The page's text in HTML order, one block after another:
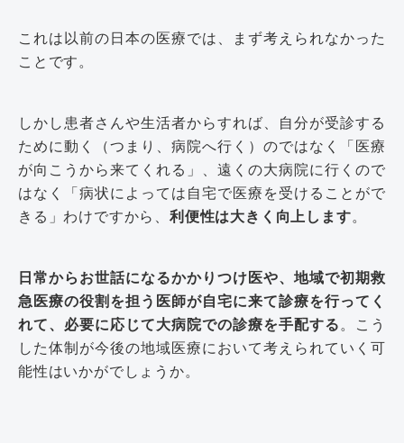
これは以前の日本の医療では、まず考えられなかった
ことです。
しかし患者さんや生活者からすれば、自分が受診する
ために動く（つまり、病院へ行く）のではなく「医療
が向こうから来てくれる」、遠くの大病院に行くので
はなく「病状によっては自宅で医療を受けることがで
きる」わけですから、利便性は大きく向上します。
日常からお世話になるかかりつけ医や、地域で初期救
急医療の役割を担う医師が自宅に来て診療を行ってく
れて、必要に応じて大病院での診療を手配する 。こう
した体制が今後の地域医療において考えられていく可
能性はいかがでしょうか。